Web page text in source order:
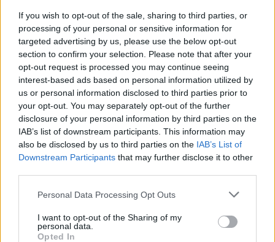
If you wish to opt-out of the sale, sharing to third parties, or
processing of your personal or sensitive information for
targeted advertising by us, please use the below opt-out
section to confirm your selection. Please note that after your
opt-out request is processed you may continue seeing
interest-based ads based on personal information utilized by
us or personal information disclosed to third parties prior to
your opt-out. You may separately opt-out of the further
disclosure of your personal information by third parties on the
IAB’s list of downstream participants. This information may
also be disclosed by us to third parties on the IAB’s List of
Downstream Participants that may further disclose it to other
Personal Data Processing Opt Outs
I want to opt-out of the Sharing of my
personal data.
Opted In
πτήσεις και περιμένουμε απευθείας συνδέσεις με
Μαδρίτη, Βαρκελώνη και άλλες πόλεις και
προώθηση προ το νησί μας επισκεπτών από νέες
περιοχές. Προσφέρουμε εξαιρετικού επιπέδου
τουριστικό προϊόν και πρέπει να το διατηρήσουμε
στην κορυφή. Φέτος έχουν γίνει πάρα πολλές
ανακαινίσεις ξενοδοχείων, βελτιώθηκε κατά πολύ το
οδικό δίκτυο, λειτουργούν άψογα με νέα μορφή οι
αστικές συγκοινωνίες, προστέθηκαν πεζοδρόμια, νέα
φωτιστικά και εμείς οι επαγγελματίες δίνουμε τον
καλύτερο εαυτό μας για την ποιότητα του νησιού».